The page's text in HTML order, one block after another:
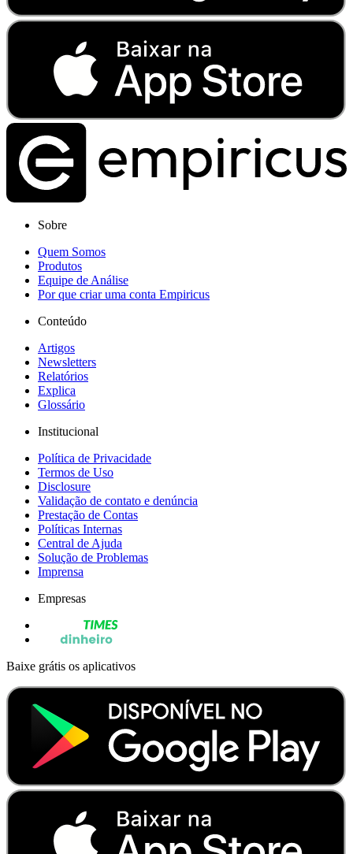
Sobre
Quem Somos
Produtos
Equipe de Análise
Por que criar uma conta Empiricus
Conteúdo
Artigos
Newsletters
Relatórios
Explica
Glossário
Institucional
Política de Privacidade
Termos de Uso
Disclosure
Validação de contato e denúncia
Prestação de Contas
Políticas Internas
Central de Ajuda
Solução de Problemas
Imprensa
Empresas
Baixe grátis os aplicativos